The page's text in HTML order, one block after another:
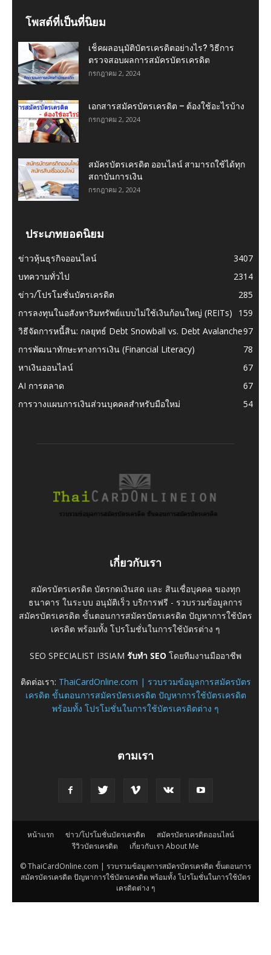
โพสต์ที่เป็นที่นิยม
เช็คผลอนุมัติบัตรเครดิตอย่างไร? วิธีการ
ตรวจสอบผลการสมัครบัตรเครดิต
กรกฎาคม 2, 2024
เอกสารสมัครบัตรเครดิต – ต้องใช้อะไรบ้าง
กรกฎาคม 2, 2024
สมัครบัตรเครดิต ออนไลน์ สามารถใช้ได้ทุก
สถาบันการเงิน
กรกฎาคม 2, 2024
ประเภทยอดนิยม
ข่าวหุ้นธุรกิจออนไลน์
3407
บทความทั่วไป
2314
ข่าว/โปรโมชั่นบัตรเครดิต
285
การลงทุนในอสังหาริมทรัพย์แบบไม่ใช้เงินก้อนใหญ่ (REITs)
159
วิธีจัดการหนี้สิน: กลยุทธ์ Debt Snowball vs. Debt Avalanche97
การพัฒนาทักษะทางการเงิน (Financial Literacy)
78
หาเงินออนไลน์
67
AI การตลาด
67
การวางแผนการเงินส่วนบุคคลสำหรับมือใหม่
54
เกี่ยวกับเรา
สมัครบัตรเครดิต บัตรกดเงินสด และ สินเชื่อบุคคล ของทุก
ธนาคาร ในระบบ อนุมัติเร็ว บริการฟรี - รวบรวมข้อมูลการ
สมัครบัตรเครดิต ขั้นตอนการสมัครบัตรเครดิต ปัญหาการใช้บัตร
เครดิต พร้อมทั้ง โปรโมชั่นในการใช้บัตรต่าง ๆ
SEO SPECIALIST I3SIAM รับทำ SEO โดยทีมงานมืออาชีพ
ติดต่อเรา: ThaiCardOnline.com | รวบรวมข้อมูลการสมัครบัตร
เครดิต ขั้นตอนการสมัครบัตรเครดิต ปัญหาการใช้บัตรเครดิต
พร้อมทั้ง โปรโมชั่นในการใช้บัตรเครดิตต่าง ๆ
ตามเรา
หน้าแรก ข่าว/โปรโมชั่นบัตรเครดิต
สมัครบัตรเครดิตออนไลน์
รีวิวบัตรเครดิต
เกี่ยวกับเรา About Me
© ThaiCardOnline.com | รวบรวมข้อมูลการสมัครบัตรเครดิต ขั้นตอนการ
สมัครบัตรเครดิต ปัญหาการใช้บัตรเครดิต พร้อมทั้ง โปรโมชั่นในการใช้บัตร
เครดิตต่าง ๆ